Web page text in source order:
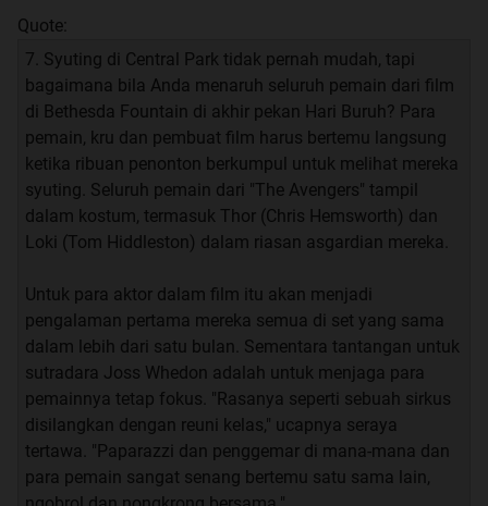
Quote:
7. Syuting di Central Park tidak pernah mudah, tapi
bagaimana bila Anda menaruh seluruh pemain dari film
di Bethesda Fountain di akhir pekan Hari Buruh? Para
pemain, kru dan pembuat film harus bertemu langsung
ketika ribuan penonton berkumpul untuk melihat mereka
syuting. Seluruh pemain dari "The Avengers" tampil
dalam kostum, termasuk Thor (Chris Hemsworth) dan
Loki (Tom Hiddleston) dalam riasan asgardian mereka.
Untuk para aktor dalam film itu akan menjadi
pengalaman pertama mereka semua di set yang sama
dalam lebih dari satu bulan. Sementara tantangan untuk
sutradara Joss Whedon adalah untuk menjaga para
pemainnya tetap fokus. "Rasanya seperti sebuah sirkus
disilangkan dengan reuni kelas," ucapnya seraya
tertawa. "Paparazzi dan penggemar di mana-mana dan
para pemain sangat senang bertemu satu sama lain,